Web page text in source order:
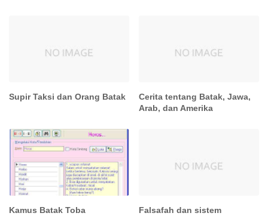
Supir Taksi dan Orang Batak
Cerita tentang Batak, Jawa,
Arab, dan Amerika
Kamus Batak Toba
Falsafah dan sistem